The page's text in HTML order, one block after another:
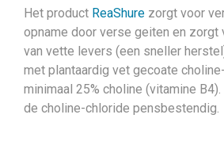
Het product ReaShure zorgt voor
opname door verse geiten en zorgt
van vette levers (een sneller
met plantaardig vet gecoate
minimaal 25% choline (vitamine
de choline-chloride pensbestendig.